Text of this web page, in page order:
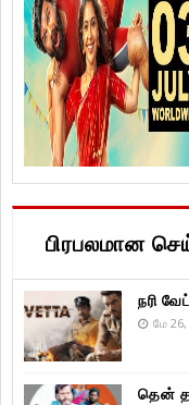
பிரபலமான
நரி
மே
தென்